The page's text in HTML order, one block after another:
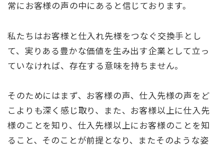
常にお客様の声の中にあると信じております。
私たちはお客様と仕入れ先様をつなぐ交換手とし
て、実りある豊かな価値を生み出す企業として立っ
ていなければ、存在する意味を持ちません。
そのためにはまず、お客様の声、仕入先様の声をど
こよりも深く感じ取り、また、お客様以上に仕入先
様のことを知り、仕入先様以上にお客様のことを知
ること、そのことが前提となり、またそのような姿